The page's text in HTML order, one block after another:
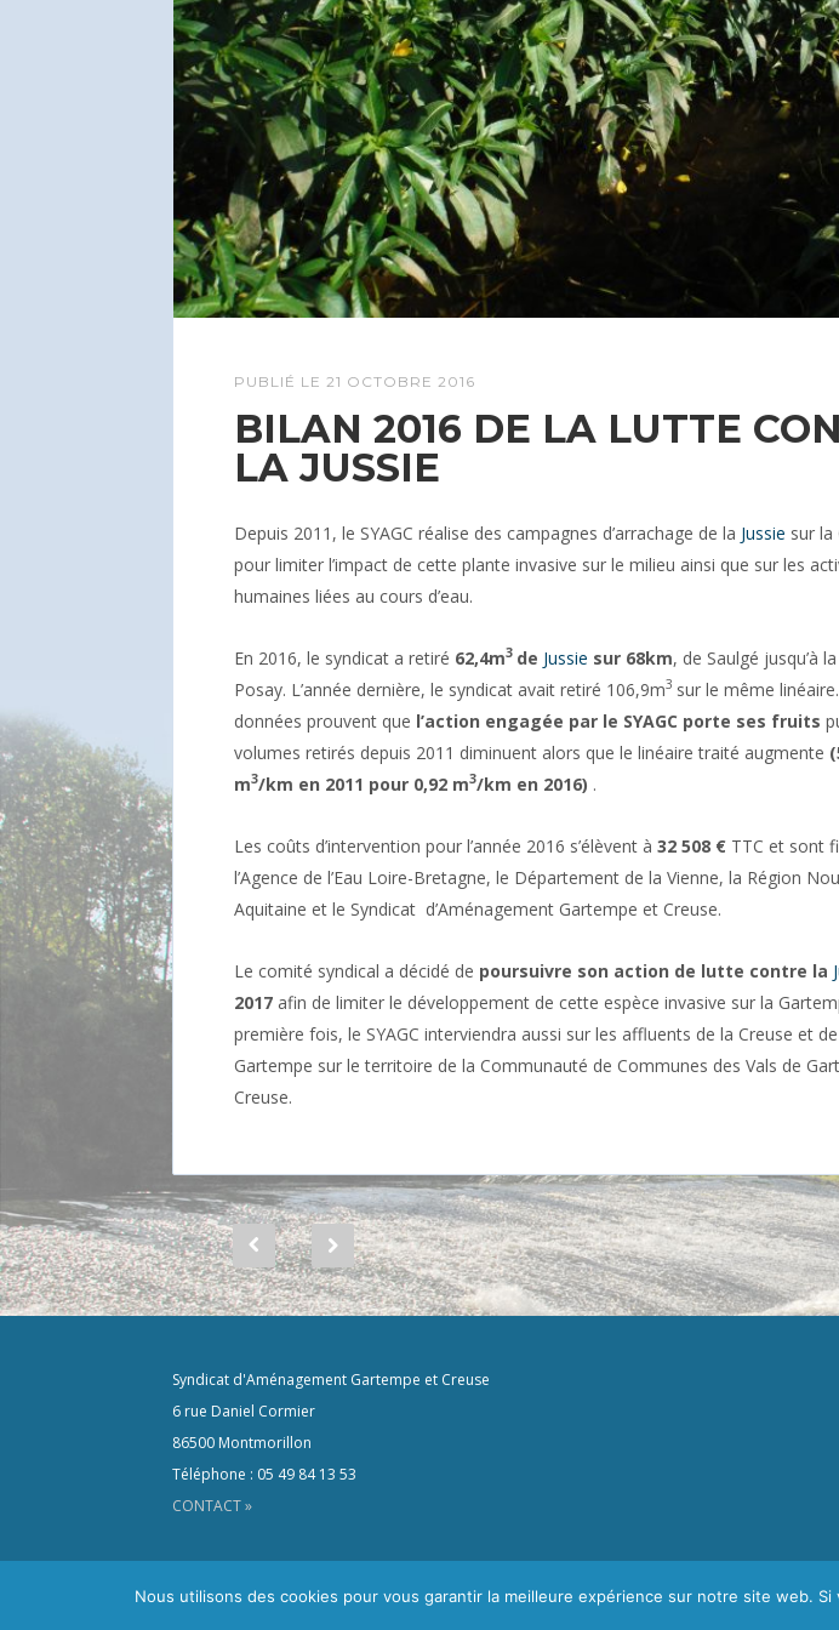
PUBLIÉ LE 21 OCTOBRE 2016
BILAN 2016 DE LA LUTTE
LA JUSSIE
Depuis 2011, le SYAGC réalise des campagnes d’arrachage de la Jussie sur la
pour limiter l’impact de cette plante invasive sur le milieu ainsi que sur les
humaines liées au cours d’eau.
En 2016, le syndicat a retiré 62,4m3 de Jussie sur 68km, de Saulgé jusqu’à
Posay. L’année dernière, le syndicat avait retiré 106,9m3 sur le même
données prouvent que l’action engagée par le SYAGC porte ses fruits
volumes retirés depuis 2011 diminuent alors que le linéaire traité augmente
m3/km en 2011 pour 0,92 m3/km en 2016) .
Les coûts d’intervention pour l’année 2016 s’élèvent à 32 508 € TTC et sont
l’Agence de l’Eau Loire-Bretagne, le Département de la Vienne, la Région
Aquitaine et le Syndicat d’Aménagement Gartempe et Creuse.
Le comité syndical a décidé de poursuivre son action de lutte contre la
2017 afin de limiter le développement de cette espèce invasive sur la
première fois, le SYAGC interviendra aussi sur les affluents de la Creuse et
Gartempe sur le territoire de la Communauté de Communes des Vals de
Creuse.
Syndicat d'Aménagement Gartempe et Creuse
6 rue Daniel Cormier
86500 Montmorillon
Téléphone : 05 49 84 13 53
CONTACT »
Nous utilisons des cookies pour vous garantir la meilleure expérience sur notre site web.